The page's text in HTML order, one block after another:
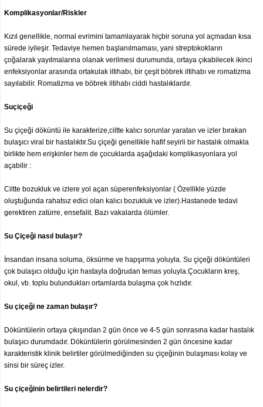
Komplikasyonlar/Riskler
Kızıl genellikle, normal evrimini tamamlayarak hiçbir soruna yol açmadan kısa
sürede iyileşir. Tedaviye hemen başlanılmaması, yani streptokokların
çoğalarak yayılmalarına olanak verilmesi durumunda, ortaya çıkabilecek ikinci
enfeksiyonlar arasında ortakulak iltihabı, bir çeşit böbrek iltihabı ve romatizma
sayılabilir. Romatizma ve böbrek iltihabı ciddi hastalıklardır.
Suçiçeği
Su çiçeği döküntü ile karakterize,ciltte kalıcı sorunlar yaratan ve izler bırakan
bulaşıcı viral bir hastalıktır.Su çiçeği genellikle hafif seyirli bir hastalık olmakla
birlikte hem erişkinler hem de çocuklarda aşağıdaki komplikasyonlara yol
açabilir :
Ciltte bozukluk ve izlere yol açan süperenfeksiyonlar ( Özellikle yüzde
oluştuğunda rahatsız edici olan kalıcı bozukluk ve izler).Hastanede tedavi
gerektiren zatürre, ensefalit. Bazı vakalarda ölümler.
Su Çiçeği nasıl bulaşır?
İnsandan insana soluma, öksürme ve hapşırma yoluyla. Su çiçeği döküntüleri
çok bulaşıcı olduğu için hastayla doğrudan temas yoluyla.Çocukların kreş,
okul, vb. toplu bulundukları ortamlarda bulaşma çok hızlıdır.
Su çiçeği ne zaman bulaşır?
Döküntülerin ortaya çıkışından 2 gün önce ve 4-5 gün sonrasına kadar hastalık
bulaşıcı durumdadır. Döküntülerin görülmesinden 2 gün öncesine kadar
karakteristik klinik belirtiler görülmediğinden su çiçeğinin bulaşması kolay ve
sinsi bir süreç izler.
Su çiçeğinin belirtileri nelerdir?